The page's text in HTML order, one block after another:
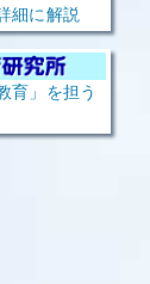
細に解説
育」を担う